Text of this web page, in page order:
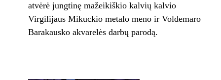
atvėrė jungtinę mažeikiškio kalvių kalvio
Virgilijaus Mikuckio metalo meno ir Voldemaro
Barakausko akvarelės darbų parodą.